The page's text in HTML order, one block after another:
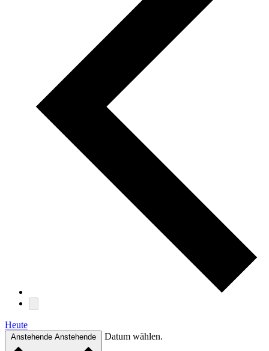
Heute
Anstehende Anstehende Datum wählen.